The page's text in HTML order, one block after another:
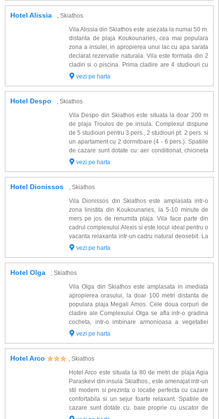
Hotel Alissia
, Skiathos
Vila Alissia din Skiathos este asezata la numai 50 m.
distanta de plaja Koukounaries, cea mai populara
zona a insulei, in apropierea unui lac cu apa sarata
declarat rezervatie naturala. Vila este formata din 2
cladiri si o piscina. Prima cladire are 4 studiouri cu
balcon, baie, chicineta. Cea de-a doua cladire are
vezi pe harta
Hotel Despo
, Skiathos
Vila Despo din Skiathos este situata la doar 200 m
de plaja Troulos de pe insula. Complexul dispune
de 5 studiouri pentru 3 pers., 2 studiouri pt. 2 pers. si
un apartament cu 2 dormitoare (4 - 6 pers.). Spatiile
de cazare sunt dotate cu: aer conditionat, chicineta
complet echipata, baie proprie, terasa, TV. Construit
vezi pe harta
Hotel Dionissos
, Skiathos
Vila Dionissos din Skiathos este amplasata intr-o
zona linistita din Koukounaries, la 5-10 minute de
mers pe jos de renumita plaja. Vila face parte din
cadrul complexului Alexis si este locul ideal pentru o
vacanta relaxanta intr-un cadru natural deosebit. La
doar 50 m distanta de spatiile de cazare se afla
vezi pe harta
Hotel Olga
, Skiathos
Vila Olga din Skiathos este amplasata in imediata
apropierea orasului, la doar 100 metri distanta de
populara plaja Megali Amos. Cele doua corpuri de
cladire ale Complexului Olga se afla intr-o gradina
cocheta, intr-o imbinare armonioasa a vegetatiei
exotice, luxuriante si cea tipic greceasca, cu livezi
vezi pe harta
Hotel Arco
, Skiathos
Hotel Arco este situata la 80 de metri de plaja Agia
Paraskevi din insula Skiathos., este amenajat intr-un
stil modern si prezinta o locatie perfecta cu cazare
confortabila si un sejur foarte relaxant. Spatiile de
cazare sunt dotate cu: baie proprie cu uscator de
par, telefon, TV satelit, aer conditionat, acces